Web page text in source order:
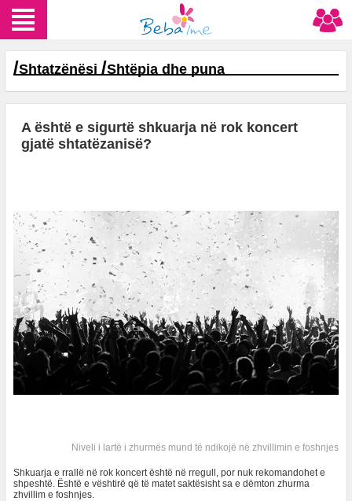
/Shtatzënësi /Shtëpia dhe puna
A është e sigurtë shkuarja në rok koncert
gjatë shtatëzanisë?
Niveli i lartë i zhurmës mund të ndikojë në zhvillimin e foshnjes
Shkuarja e rrallë në rok koncert është në rregull, por nuk rekomandohet e
shpeshtë. Është e vështirë që të matet saktësisht sa e dëmton zhurma
zhvillim e foshnjes.